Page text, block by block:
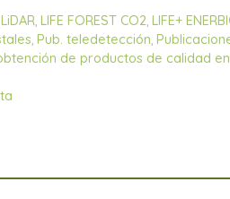
LiDAR,LIFE FOREST CO2,LIFE+
, Pub. teledetección,
de productos de calidad